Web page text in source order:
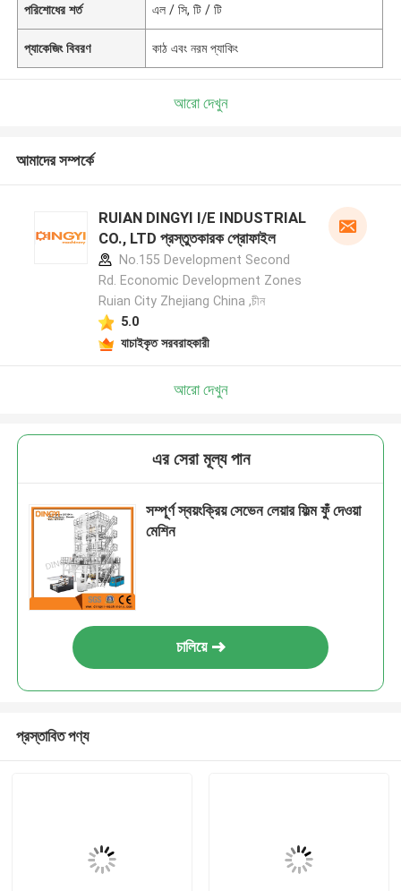
পরিশোধের শর্ত এল / সি, টি / টি
প্যাকেজিং বিবরণ কাঠ এবং নরম প্যাকিং
আরো দেখুন
আমাদের সম্পর্কে
RUIAN DINGYI I/E INDUSTRIAL
CO., LTD প্রস্তুতকারক প্রোফাইল
No.155 Development Second
Rd. Economic Development Zones
Ruian City Zhejiang China ,চীন
5.0
যাচাইকৃত সরবরাহকারী
আরো দেখুন
এর সেরা মূল্য পান
সম্পূর্ণ স্বয়ংক্রিয় সেভেন লেয়ার ফিল্ম ফুঁ দেওয়া
মেশিন
চালিয়ে
প্রস্তাবিত পণ্য